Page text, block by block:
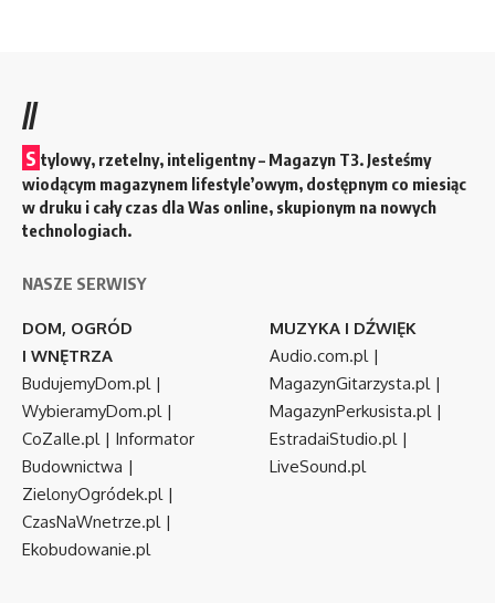
//
S tylowy, rzetelny, inteligentny – Magazyn T3. Jesteśmy
wiodącym magazynem lifestyle’owym, dostępnym co miesiąc
w druku i cały czas dla Was online, skupionym na nowych
technologiach.
NASZE SERWISY
DOM, OGRÓD
I WNĘTRZA
BudujemyDom.pl|
WybieramyDom.pl|
CoZaIle.pl| Informator
Budownictwa |
ZielonyOgródek.pl|
CzasNaWnetrze.pl|
Ekobudowanie.pl
MUZYKA I DŹWIĘK
Audio.com.pl|
MagazynGitarzysta.pl|
MagazynPerkusista.pl|
EstradaiStudio.pl|
LiveSound.pl